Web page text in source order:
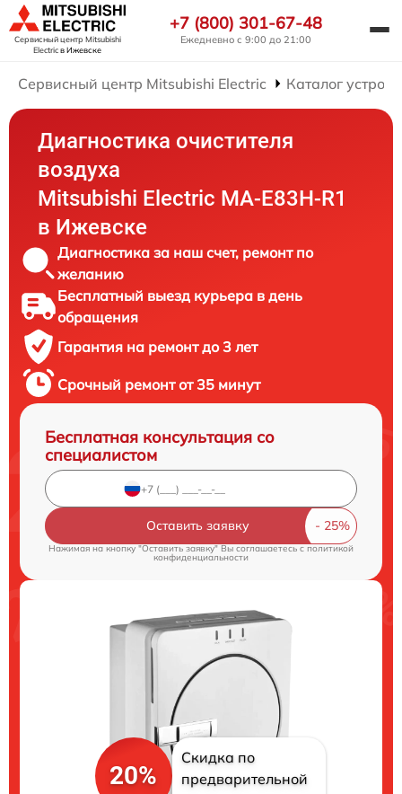
Сервисный центр Mitsubishi
Electricв Ижевске
+7 (800) 301-67-48
Ежедневно с 9:00 до 21:00
Сервисный центр Mitsubishi Electric Каталог
Диагностика очистителя
воздуха
Mitsubishi Electric MA-E83H-R1
в Ижевске
Диагностика за наш счет, ремонт по
желанию
Бесплатный выезд курьера в день
обращения
Гарантия на ремонт до 3 лет
Срочный ремонт от 35 минут
Бесплатная консультация со
специалистом
Оставить заявку
Нажимая на кнопку "Оставить заявку" Вы соглашаетесь c политикой
конфиденциальности
20%
Скидка по
предварительной